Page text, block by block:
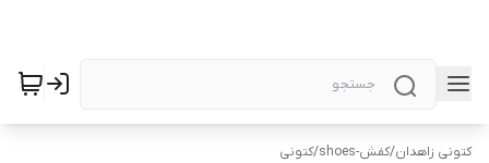
کتونی زاهدان/کفش-shoes /کتونی